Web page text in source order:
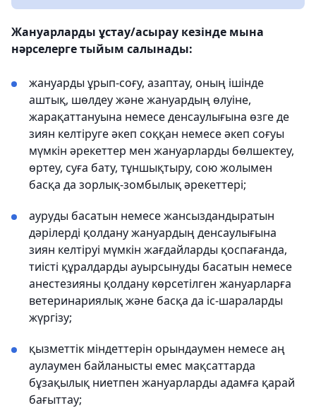
Жануарларды ұстау/асырау кезінде мына
нәрселерге тыйым салынады:
жануарды ұрып-соғу, азаптау, оның ішінде
аштық, шөлдеу және жануардың өлуіне,
жарақаттануына немесе денсаулығына өзге де
зиян келтіруге әкеп соққан немесе әкеп соғуы
мүмкін әрекеттер мен жануарларды бөлшектеу,
өртеу, суға бату, тұншықтыру, сою жолымен
басқа да зорлық-зомбылық әрекеттері;
ауруды басатын немесе жансыздандыратын
дәрілерді қолдану жануардың денсаулығына
зиян келтіруі мүмкін жағдайларды қоспағанда,
тиісті құралдарды ауырсынуды басатын немесе
анестезияны қолдану көрсетілген жануарларға
ветеринариялық және басқа да іс-шараларды
жүргізу;
қызметтік міндеттерін орындаумен немесе аң
аулаумен байланысты емес мақсаттарда
бұзақылық ниетпен жануарларды адамға қарай
бағыттау;